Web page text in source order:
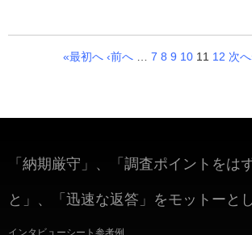
«最初へ ‹前へ 7 8 9 10 11 12 次へ
「納期厳守」、「調査ポイントをは
と」、「迅速な返答」をモットーと
インタビューシート参考例